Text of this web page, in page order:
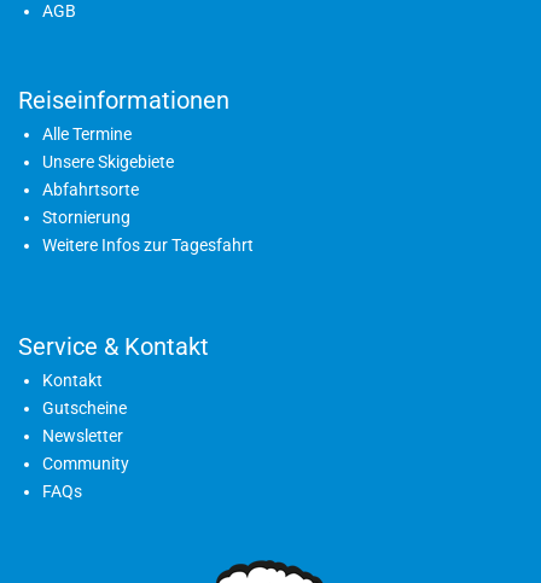
AGB
Reiseinformationen
Alle Termine
Unsere Skigebiete
Abfahrtsorte
Stornierung
Weitere Infos zur Tagesfahrt
Service & Kontakt
Kontakt
Gutscheine
Newsletter
Community
FAQs